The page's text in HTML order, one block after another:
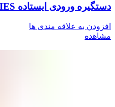
دستگیره ورودی ایستاده PSERIES
افزودن به علاقه مندی ها
مشاهده